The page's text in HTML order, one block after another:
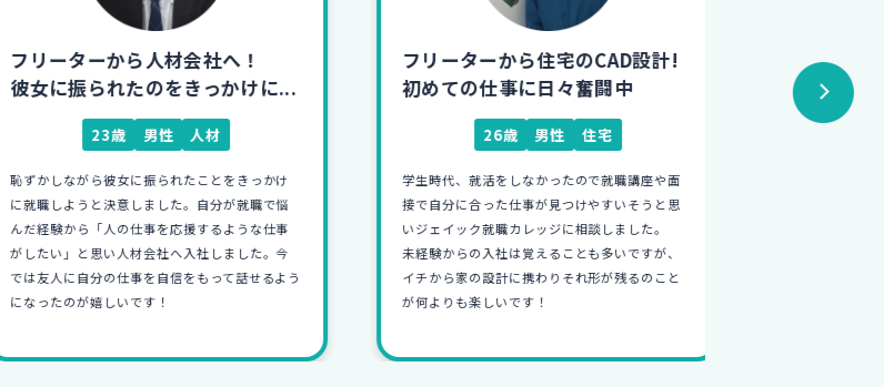
フリーターから人材会社へ！
彼女に振られたのをきっかけに...
23歳 男性 人材
恥ずかしながら彼女に振られたことをきっかけ
に就職しようと決意しました。自分が就職で悩
んだ経験から「人の仕事を応援するような仕事
がしたい」と思い人材会社へ入社しました。今
では友人に自分の仕事を自信をもって話せるよう
になったのが嬉しいです！
フリーターから住宅のCAD設計!
初めての仕事に日々奮闘中
26歳 男性 住宅
学生時代、就活をしなかったので就職講座や面
接で自分に合った仕事が見つけやすいそうと思
いジェイック就職カレッジに相談しました。
未経験からの入社は覚えることも多いですが、
イチから家の設計に携わりそれ形が残るのこと
が何よりも楽しいです！
4浪・フリ
得意を活